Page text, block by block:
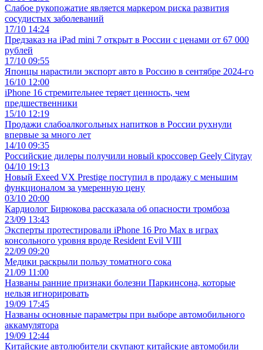
Слабое рукопожатие является маркером риска развития
сосудистых заболеваний
17/10 14:24
Предзаказ на iPad mini 7 открыт в России с ценами от 67 000
рублей
17/10 09:55
Японцы нарастили экспорт авто в Россию в сентябре 2024-го
16/10 12:00
iPhone 16 стремительнее теряет ценность, чем
предшественники
15/10 12:19
Продажи слабоалкогольных напитков в России рухнули
впервые за много лет
14/10 09:35
Российские дилеры получили новый кроссовер Geely Cityray
04/10 19:13
Новый Exeed VX Prestige поступил в продажу с меньшим
функционалом за умеренную цену
03/10 20:00
Кардиолог Бирюкова рассказала об опасности тромбоза
23/09 13:43
Эксперты протестировали iPhone 16 Pro Max в играх
консольного уровня вроде Resident Evil VIII
22/09 09:20
Медики раскрыли пользу томатного сока
21/09 11:00
Названы ранние признаки болезни Паркинсона, которые
нельзя игнорировать
19/09 17:45
Названы основные параметры при выборе автомобильного
аккамулятора
19/09 12:44
Китайские автолюбители скупают китайские автомобили